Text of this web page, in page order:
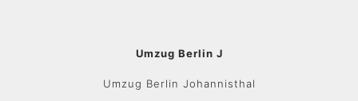
Umzug Berlin J
Umzug Berlin Johannisthal